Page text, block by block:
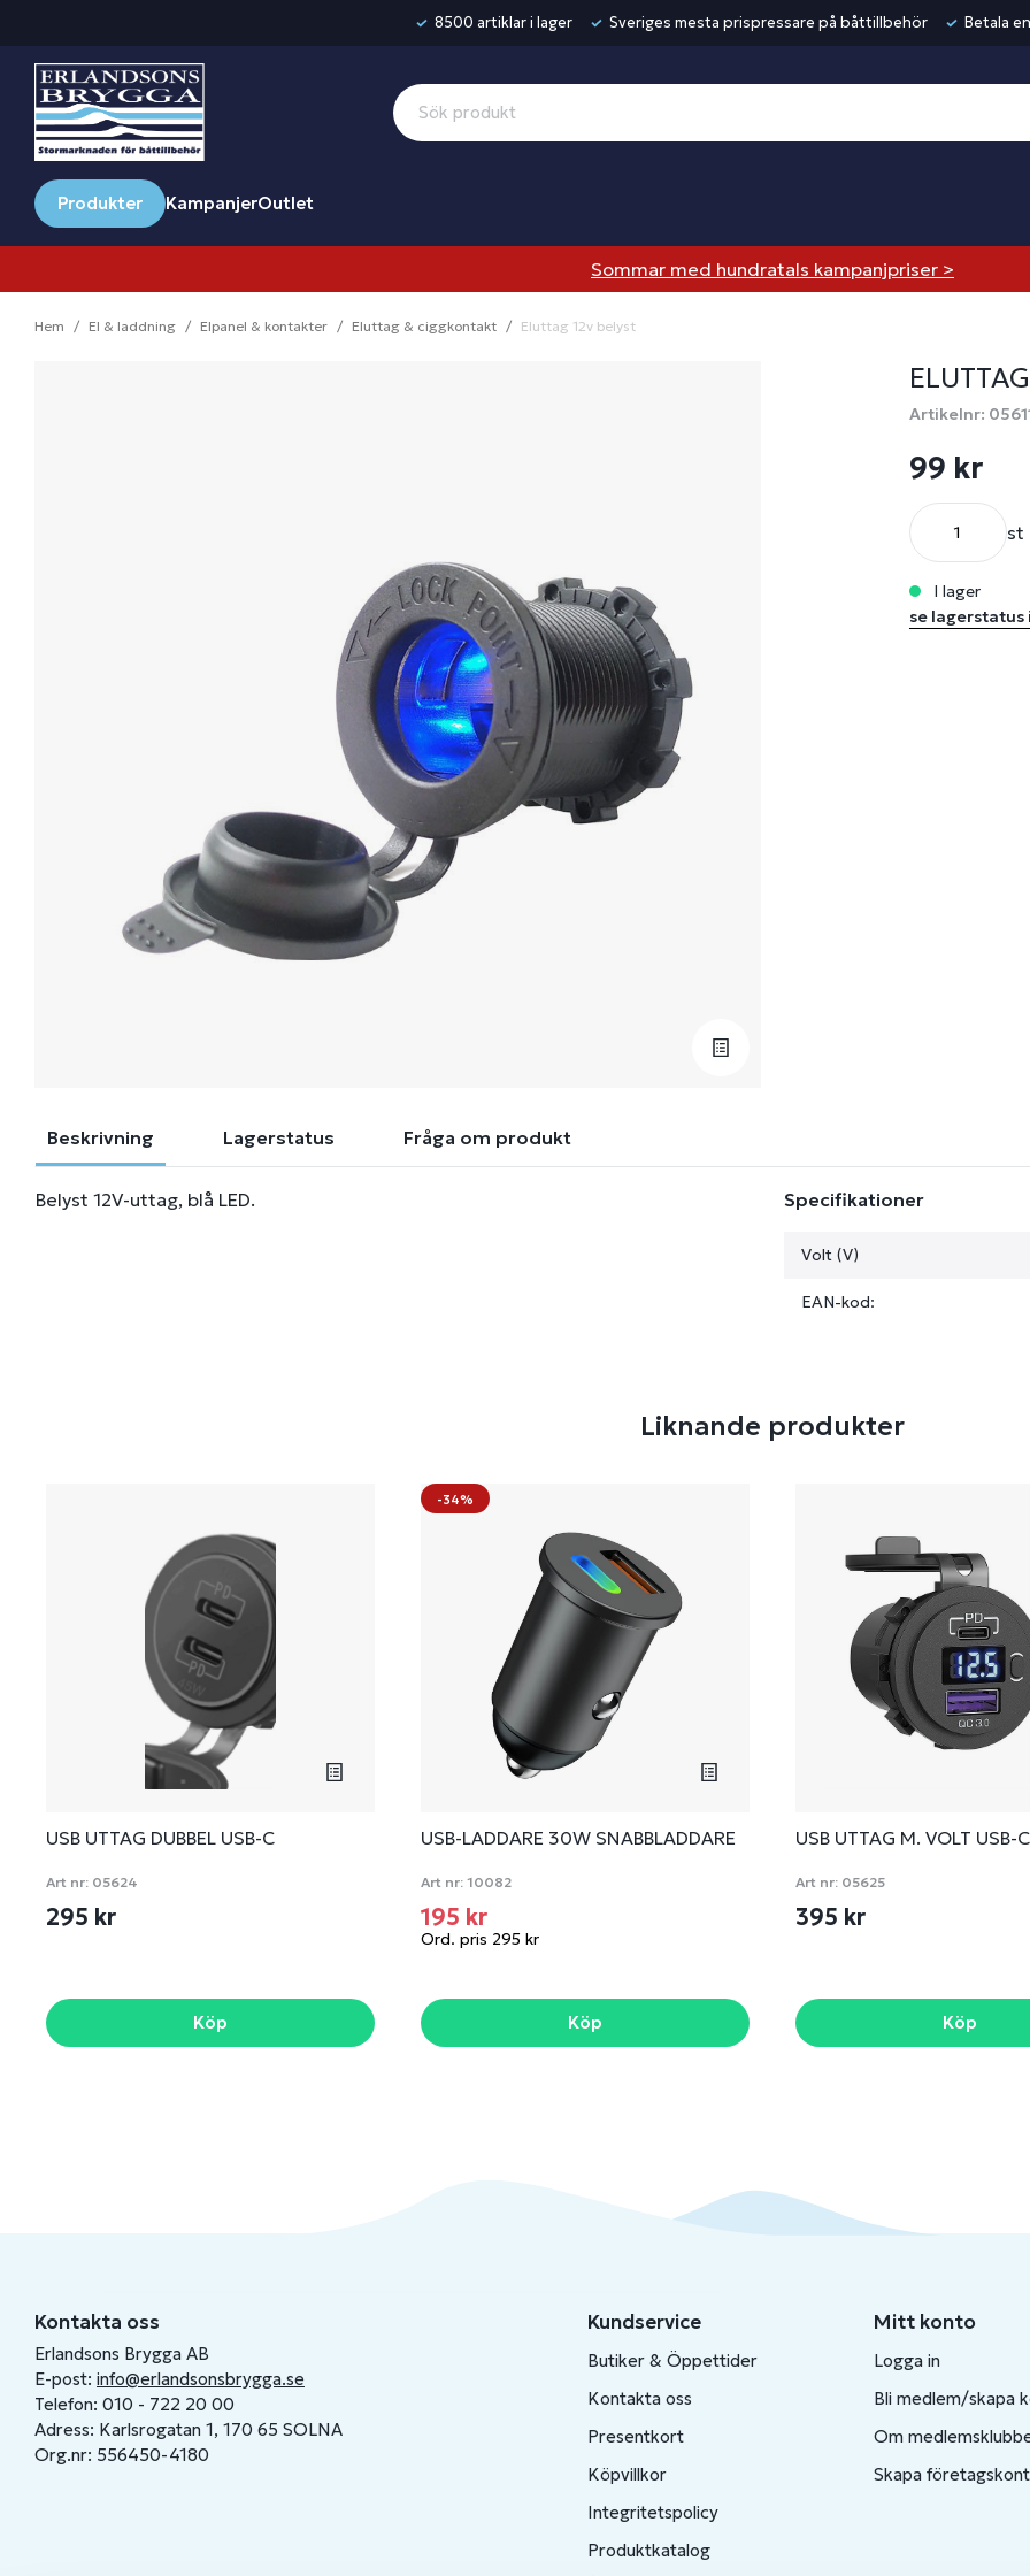
8500 artiklar i lager Sveriges mesta prispressare på båttillbehör Betala
Produkter KampanjerOutlet
Sommar med hundratals kampanjpriser >
Hem El & laddning Elpanel & kontakter Eluttag & ciggkontakt Eluttag 12v belyst
Artikelnr:
99 kr
st
i lager
se lagerstatus
Beskrivning Lagerstatus Fråga om produkt
Belyst 12V-uttag, blå LED. Specifikationer
Volt (V)
EAN-kod:
Liknande produkter
USB UTTAG DUBBEL USB-C
Art nr: 05624
295 kr
Köp
-34%
USB-LADDARE 30W SNABBLADDARE
Art nr: 10082
195 kr
Ord. pris 295 kr
Köp
USB UTTAG M. VOLT USB-
Art nr: 05625
395 kr
Köp
Kontakta oss
Erlandsons Brygga AB
E-post: info@erlandsonsbrygga.se
Telefon: 010 - 722 20 00
Adress: Karlsrogatan 1, 170 65 SOLNA
Org.nr: 556450-4180
Kundservice
Butiker & Öppettider
Kontakta oss
Presentkort
Köpvillkor
Integritetspolicy
Produktkatalog
Mitt konto
Logga in
Bli medlem/skapa
Om
Skapa